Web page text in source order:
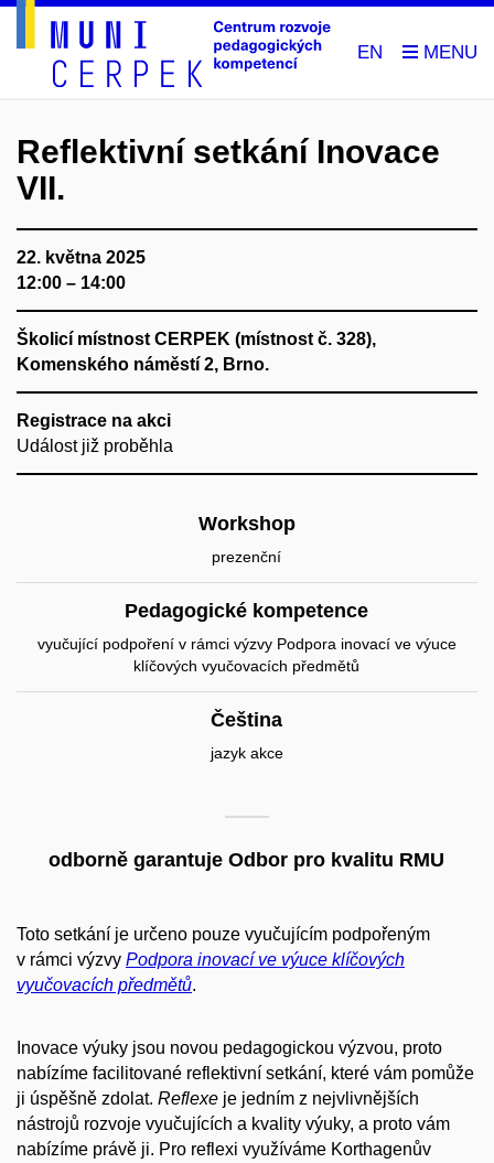
EN
Reflektivní setkání Inovace
VII.
22. května 2025
12:00 – 14:00
Školicí místnost CERPEK (místnost č. 328),
Komenského náměstí 2, Brno.
Registrace na akci
Událost již proběhla
Workshop
prezenční
Pedagogické kompetence
vyučující podpoření v rámci výzvy Podpora inovací ve výuce
klíčových vyučovacích předmětů
Čeština
jazyk akce
odborně garantuje Odbor pro kvalitu RMU
Toto setkání je určeno pouze vyučujícím podpořeným
v rámci výzvy Podpora inovací ve výuce klíčových
vyučovacích předmětů.
Inovace výuky jsou novou pedagogickou výzvou, proto
nabízíme facilitované reflektivní setkání, které vám pomůže
ji úspěšně zdolat. Reflexe je jedním z nejvlivnějších
nástrojů rozvoje vyučujících a kvality výuky, a proto vám
nabízíme právě ji. Pro reflexi využíváme Korthagenův